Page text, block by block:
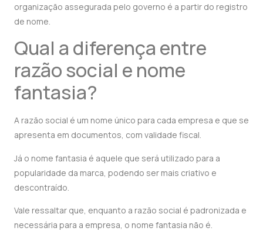
organização assegurada pelo governo é a partir do registro
de nome.
Qual a diferença entre
razão social e nome
fantasia?
A razão social é um nome único para cada empresa e que se
apresenta em documentos, com validade fiscal.
Já o nome fantasia é aquele que será utilizado para a
popularidade da marca, podendo ser mais criativo e
descontraído.
Vale ressaltar que, enquanto a razão social é padronizada e
necessária para a empresa, o nome fantasia não é.